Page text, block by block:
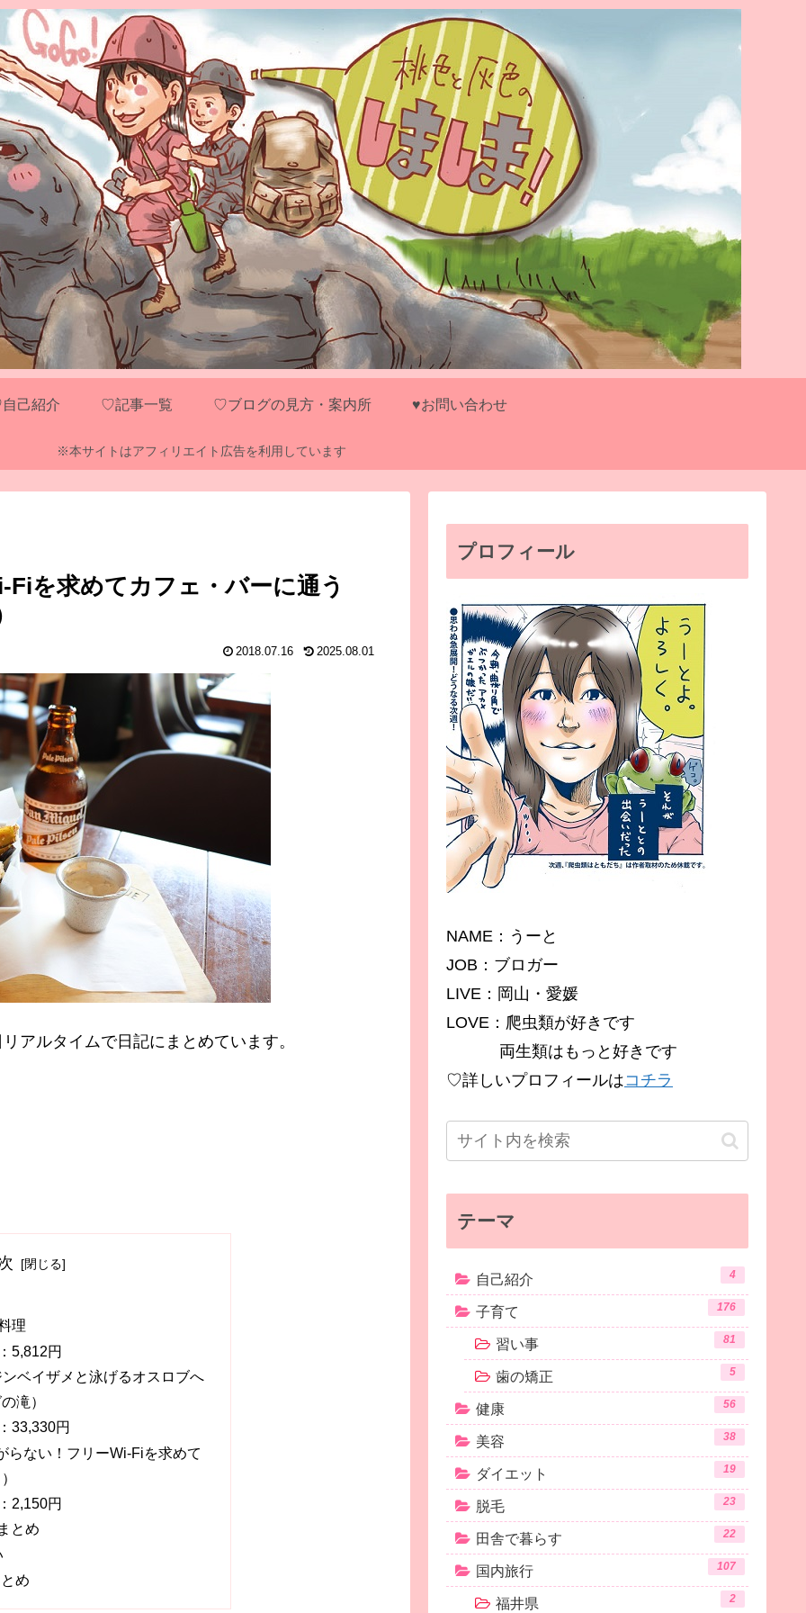
己紹介 ♡記事一覧 ♡ブログの見方・案内所 ♥お問い合わせ
※本サイトはアフィリエイト広告を利用しています
を求めてカフェ・バーに通う
2018.07.16 2025.08.01
アルタイムで日記にまとめています。
理
5,812円
ベイザメと泳げるオスロブへ
滝）
33,330円
らない！フリーWi-Fiを求めて
2,150円
とめ
め
プロフィール
NAME：うーと
JOB：ブロガー
LIVE：岡山・愛媛
LOVE：爬虫類が好きです
両生類はもっと好きです
♡詳しいプロフィールはコチラ
テーマ
自己紹介 4
子育て 176
習い事 81
歯の矯正 5
健康 56
美容 38
ダイエット 19
脱毛 23
田舎で暮らす 22
国内旅行 107
福井県 2